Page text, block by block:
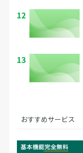
12
13
おすすめサービス